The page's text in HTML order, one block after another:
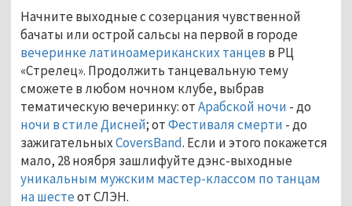
Начните выходные с созерцания чувственной
бачаты или острой сальсы на первой в городе
вечеринке латиноамериканских танцев в РЦ
«Стрелец». Продолжить танцевальную тему
сможете в любом ночном клубе, выбрав
тематическую вечеринку: отАрабской ночи - до
ночи в стиле Дисней; отФестиваля смерти - до
зажигательныхCoversBand. Если и этого покажется
мало, 28 ноября зашлифуйте дэнс-выходные
уникальным мужским мастер-классом по танцам
на шестеот СЛЭН.